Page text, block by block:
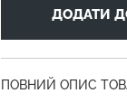
ДОДАТИ
ПОВНИЙ ОПИС